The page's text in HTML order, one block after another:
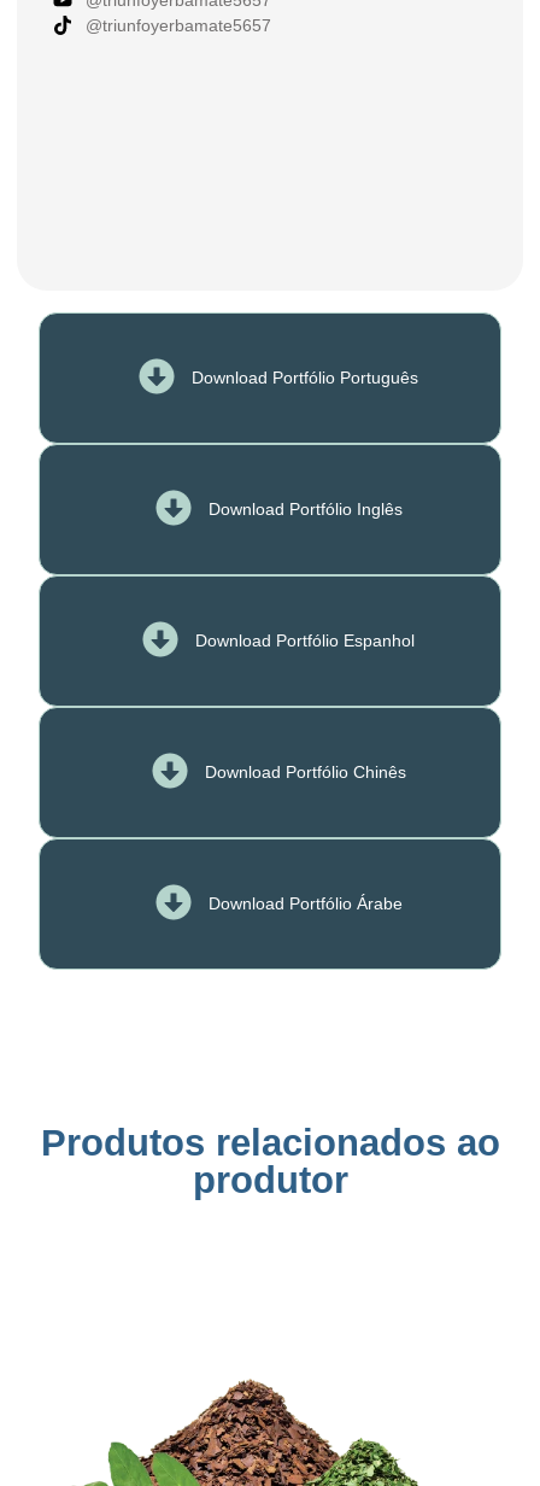
@triunfoyerbamate5657
Download Portfólio Português
Download Portfólio Inglês
Download Portfólio Espanhol
Download Portfólio Chinês
Download Portfólio Árabe
Produtos relacionados ao
produtor